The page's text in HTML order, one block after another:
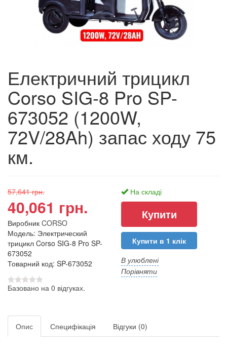
Електричний трицикл
Corso SIG-8 Pro SP-
673052 (1200W,
72V/28Ah) запас ходу 75
км.
57,641 грн.
40,061 грн.
Виробник CORSO
Модель: Электрический
трицикл Corso SIG-8 Pro SP-
673052
Товарний код: SP-673052
Базовано на 0 відгуках.
На складі
Купити в 1 клік
В улюблені
Порівняти
Опис Специфікація Відгуки (0)